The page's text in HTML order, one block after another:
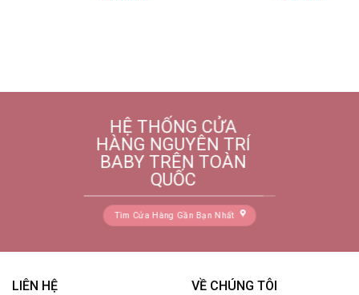
HỆ THỐNG CỬA
HÀNG NGUYÊN TRÍ
BABY TRÊN TOÀN
QUỐC
Tìm Cửa Hàng Gần Bạn Nhất
LIÊN HỆ
VỀ CHÚNG TÔI